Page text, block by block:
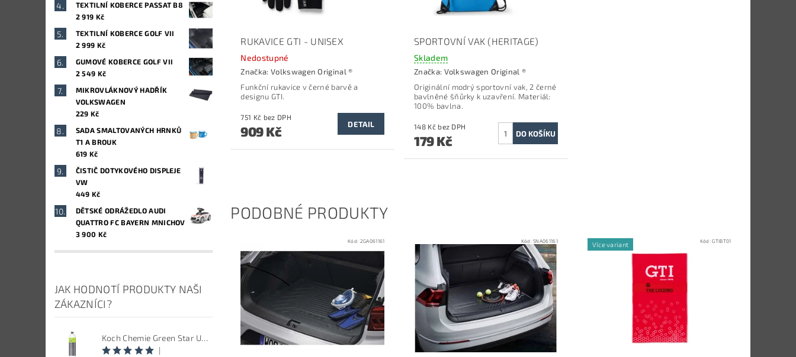
TEXTILNÍ KOBERCE PASSAT B8
2 919 Kč
TEXTILNÍ KOBERCE GOLF VII
2 999 Kč
GUMOVÉ KOBERCE GOLF VII
2 549 Kč
MIKROVLÁKNOVÝ HADŘÍK
VOLKSWAGEN
229 Kč
SADA SMALTOVANÝCH HRNKŮ
T1 A BROUK
619 Kč
ČISTIČ DOTYKOVÉHO DISPLEJE
VW
449 Kč
DĚTSKÉ ODRÁŽEDLO AUDI
QUATTRO FC BAYERN MNICHOV
3 900 Kč
JAK HODNOTÍ PRODUKTY NAŠI
ZÁKAZNÍCI?
Koch Chemie Green Star Univerzal - Univerzální čistič
|
RUKAVICE GTI - UNISEX
Nedostupné
Značka: Volkswagen Original ®
Funkční rukavice v černé barvě a
designu GTI.
751 Kč bez DPH
909 Kč DETAIL
SPORTOVNÍ VAK (HERITAGE)
Skladem
Značka: Volkswagen Original ®
Originální modrý sportovní vak, 2 černé
bavlněné šňůrky k uzavření. Materiál:
100% bavlna.
148 Kč bez DPH
179 Kč
PODOBNÉ PRODUKTY
Kód: 2GA061161 Kód:5NA061161 Více variant Kód:GTIBT01